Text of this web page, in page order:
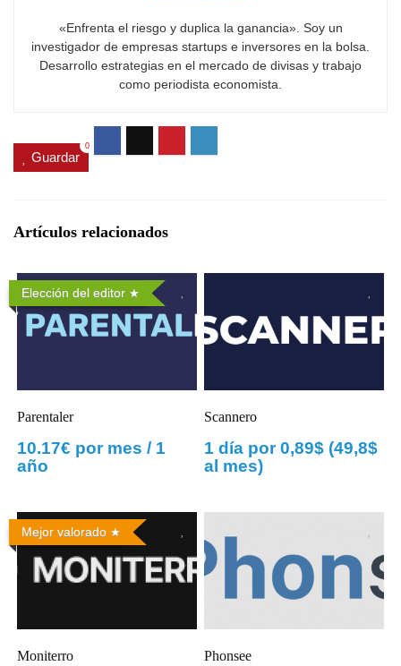
«Enfrenta el riesgo y duplica la ganancia». Soy un
investigador de empresas startups e inversores en la bolsa.
Desarrollo estrategias en el mercado de divisas y trabajo
como periodista economista.
Guardar
0
Artículos relacionados
Elección del editor
Parentaler
10.17€ por mes / 1
año
Scannero
1 día por 0,89$ (49,8$
al mes)
Mejor valorado
Moniterro Phonsee